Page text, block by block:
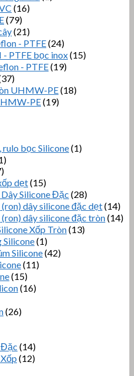
(16)
(79)
(21)
- PTFE(24)
- PTFE bọc inox(15)
- PTFE(19)
UHMW-PE(18)
PE(19)
rulo bọc Silicone(1)
dẹt(15)
Silicone Đặc (28)
dây silicone đặc dẹt(14)
dây silicone đặc tròn(14)
Xốp Tròn(13)
Silicone(1)
Silicone(42)
(11)
(15)
(16)
(26)
Đặc (14)
(12)